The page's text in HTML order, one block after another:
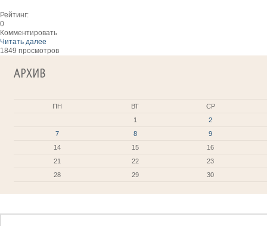
Рейтинг:
0
Комментировать
Читать далее
1849 просмотров
АРХИВ
ПН ВТ
СР
1
2
7
8
9
14
15
16
21
22
23
28
29 30